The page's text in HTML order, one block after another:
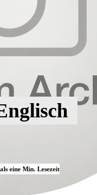
eine Min. Lesezeit